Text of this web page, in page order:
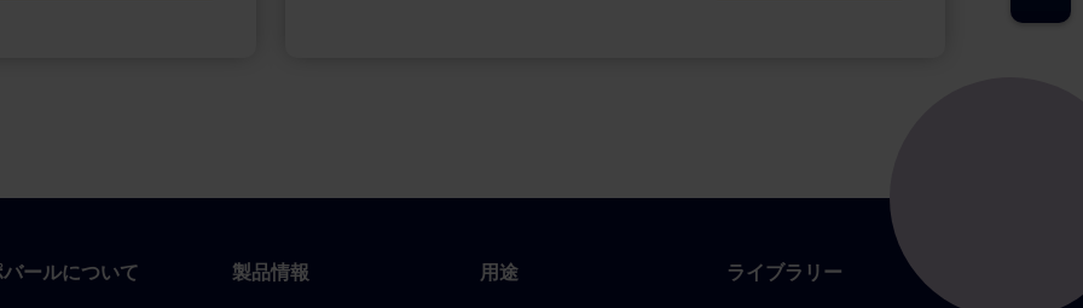
ールについて 製品情報 用途 ライブラリー